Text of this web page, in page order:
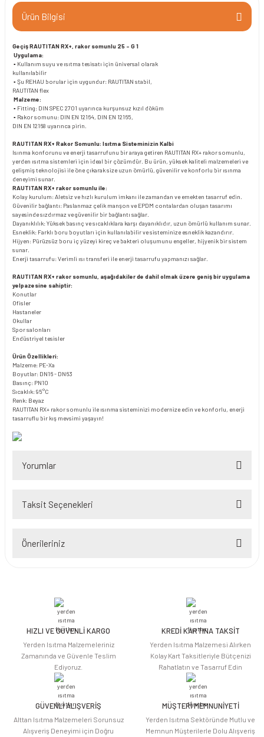
Ürün Bilgisi
Geçiş RAUTITAN RX+, rakor somunlu 25 - G 1
Uygulama:
▪ Kullanım suyu ve ısıtma tesisatı için üniversal olarak
kullanılabilir
▪ Şu REHAU borular için uygundur: RAUTITAN stabil,
RAUTITAN flex
Malzeme:
▪ Fitting: DIN SPEC 2701 uyarınca kurşunsuz kızıl döküm
▪ Rakor somunu: DIN EN 12164, DIN EN 12165,
DIN EN 12168 uyarınca pirin.
RAUTITAN RX+ Rakor Somunlu: Isıtma Sisteminizin Kalbi
Isınma konforunu ve enerji tasarrufunu bir araya getiren RAUTITAN RX+ rakor somunlu,
yerden ısıtma sistemleri için ideal bir çözümdür. Bu ürün, yüksek kaliteli malzemeleri ve
gelişmiş teknolojisi ile öne çıkarak size uzun ömürlü, güvenilir ve konforlu bir ısınma
deneyimi sunar.
RAUTITAN RX+ rakor somunlu ile:
Kolay kurulum: Aletsiz ve hızlı kurulum imkanı ile zamandan ve emekten tasarruf edin.
Güvenilir bağlantı: Paslanmaz çelik manşon ve EPDM contalardan oluşan tasarımı
sayesinde sızdırmaz ve güvenilir bir bağlantı sağlar.
Dayanıklılık: Yüksek basınç ve sıcaklıklara karşı dayanıklıdır, uzun ömürlü kullanım sunar.
Esneklik: Farklı boru boyutları için kullanılabilir ve sisteminize esneklik kazandırır.
Hijyen: Pürüzsüz boru iç yüzeyi kireç ve bakteri oluşumunu engeller, hijyenik bir sistem
sunar.
Enerji tasarrufu: Verimli ısı transferi ile enerji tasarrufu yapmanızı sağlar.
RAUTITAN RX+ rakor somunlu, aşağıdakiler de dahil olmak üzere geniş bir uygulama
yelpazesine sahiptir:
Konutlar
Ofisler
Hastaneler
Okullar
Spor salonları
Endüstriyel tesisler
Ürün Özellikleri:
Malzeme: PE-Xa
Boyutlar: DN16 - DN63
Basınç: PN10
Sıcaklık: 95°C
Renk: Beyaz
RAUTITAN RX+ rakor somunlu ile ısınma sisteminizi modernize edin ve konforlu, enerji
tasarruflu bir kış mevsimi yaşayın!
Yorumlar
Taksit Seçenekleri
Önerileriniz
iletebilirsiniz.
Görüş ve önerileriniz için teşekkür ederiz.
Ürün açıklamasında eksik bilgiler bulunuyor.
Ürün bilgilerinde hatalar bulunuyor.
Ürün fiyatı diğer sitelerden daha pahalı.
Bu ürüne benzer farklı alternatifler olmalı.
HIZLI VE GÜVENLİ KARGO
Yerden Isıtma Malzemeleriniz
Zamanında ve Güvenle Teslim
Ediyoruz.
KREDİ KARTINA TAKSİT
Yerden Isıtma Malzemesi Alırken
Kolay Kart Taksitleriyle Bütçenizi
Rahatlatın ve Tasarruf Edin
GÜVENLİ ALIŞVERİŞ
Alttan Isıtma Malzemeleri Sorunsuz
Alışveriş Deneyimi için Doğru
MÜŞTERİ MEMNUNİYETİ
Yerden Isıtma Sektöründe Mutlu ve
Memnun Müşterilerle Dolu Alışveriş